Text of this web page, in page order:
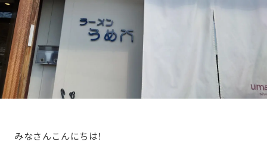
みなさんこんにちは！